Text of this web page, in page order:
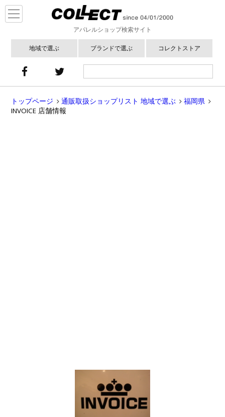
アパレルショップ検索サイト
地域で選ぶ ブランドで選ぶ コレクトストア
トップページ 通販取扱ショップリスト 地域で選ぶ
福岡県
INVOICE 店舗情報